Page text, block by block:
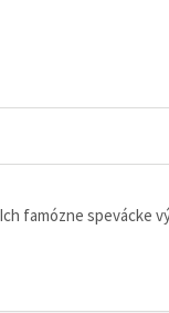
famózne spevácke